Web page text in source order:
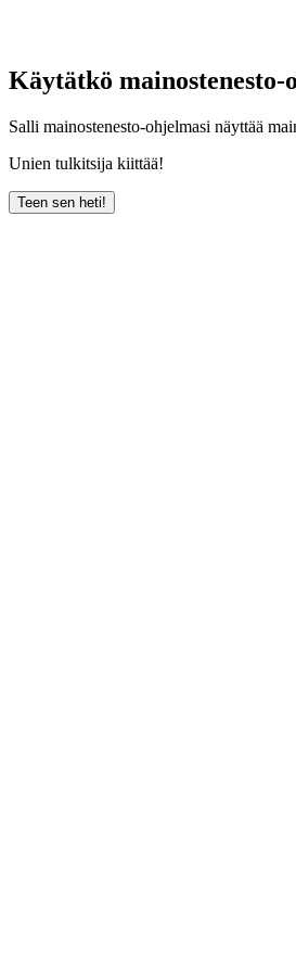
Käytätkö mainostenesto-
Salli mainostenesto-ohjelmasi näyttää
Unien tulkitsija kiittää!
Teen sen heti!